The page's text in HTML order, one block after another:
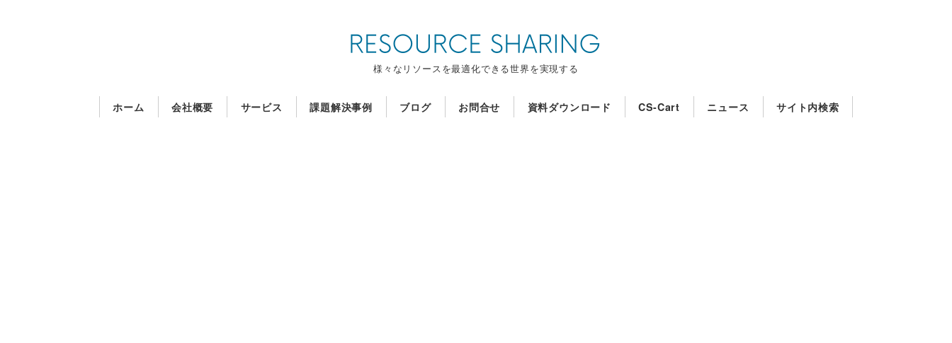
様々なリソースを最適化できる世界を実現する
ホーム 会社概要 サービス 課題解決事例 ブログ お問合せ 資料ダウンロード CS-Cart ニュース サイト内検索